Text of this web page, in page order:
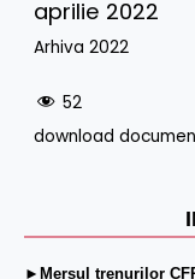
►Mersul trenurilor
aprilie 2022
Arhiva 2022
52
download